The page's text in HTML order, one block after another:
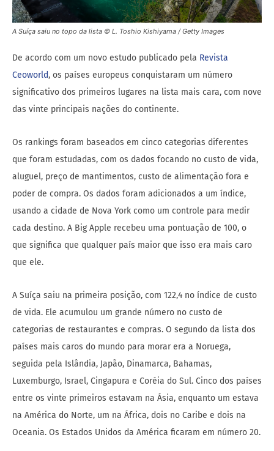
A Suíça saiu no topo da lista © L. Toshio Kishiyama / Getty Images
De acordo com um novo estudo publicado pela Revista
Ceoworld, os países europeus conquistaram um número
significativo dos primeiros lugares na lista mais cara, com nove
das vinte principais nações do continente.
Os rankings foram baseados em cinco categorias diferentes
que foram estudadas, com os dados focando no custo de vida,
aluguel, preço de mantimentos, custo de alimentação fora e
poder de compra. Os dados foram adicionados a um índice,
usando a cidade de Nova York como um controle para medir
cada destino. A Big Apple recebeu uma pontuação de 100, o
que significa que qualquer país maior que isso era mais caro
que ele.
A Suíça saiu na primeira posição, com 122,4 no índice de custo
de vida. Ele acumulou um grande número no custo de
categorias de restaurantes e compras. O segundo da lista dos
países mais caros do mundo para morar era a Noruega,
seguida pela Islândia, Japão, Dinamarca, Bahamas,
Luxemburgo, Israel, Cingapura e Coréia do Sul. Cinco dos países
entre os vinte primeiros estavam na Ásia, enquanto um estava
na América do Norte, um na África, dois no Caribe e dois na
Oceania. Os Estados Unidos da América ficaram em número 20.